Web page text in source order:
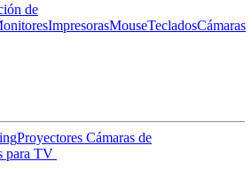
de
ImpresorasMouseTecladosCámaras
Proyectores Cámaras de
para TV